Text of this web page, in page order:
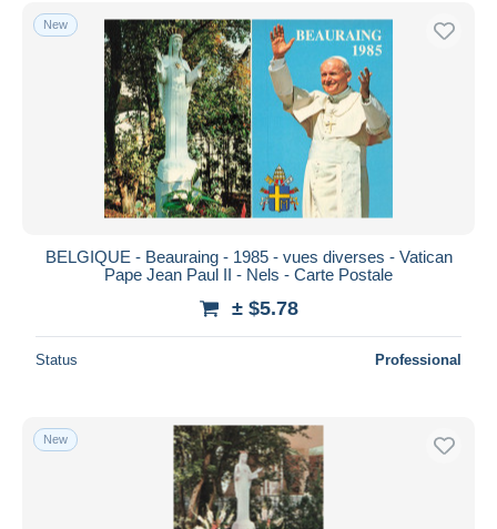
Free shipping
Payment methods
PayPal
Bank transfer
Visa
MasterCard
Bancontact
Maestro
Seller's residence
New
BELGIQUE - Beauraing - 1985 - vues diverses - Vatican
Pape Jean Paul II - Nels - Carte Postale
± $5.78
Status Professional
New